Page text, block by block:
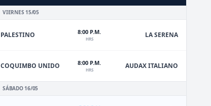
VIERNES 15/05
PALESTINO 8:00 P.M.
HRS LA SERENA
COQUIMBO UNIDO 8:00 P.M.
HRS AUDAX ITALIANO
SÁBADO 16/05